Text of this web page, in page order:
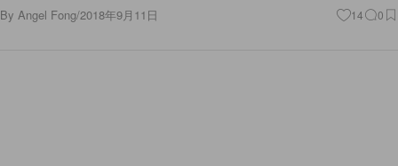
By Angel Fong/2018年9月11日 14 0